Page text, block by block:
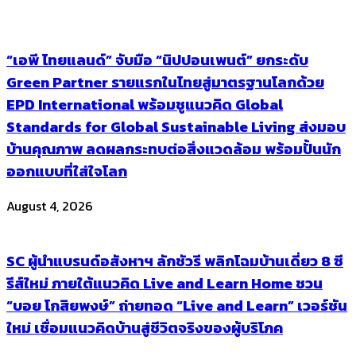
“เอพี ไทยแลนด์” จับมือ “นิปปอนเพนต์” ยกระดับ
Green Partner รายแรกในไทยสู่มาตรฐานโลกด้วย
EPD International พร้อมชูแนวคิด Global
Standards for Global Sustainable Living ส่งมอบ
บ้านคุณภาพ ลดผลกระทบต่อสิ่งแวดล้อม พร้อมปั้นนัก
ออกแบบที่ใส่ใจโลก
August 4, 2026
SC ผู้นำแบรนด์อสังหาฯ ลักชัวรี พลิกโฉมบ้านเดี่ยว 8 ซี
รีส์ใหม่ ภายใต้แนวคิด Live and Learn Home ชวน
“บอย โกสิยพงษ์” ถ่ายทอด “Live and Learn” เวอร์ชัน
ใหม่ เชื่อมแนวคิดบ้านสู่ชีวิตจริงของผู้บริโภค